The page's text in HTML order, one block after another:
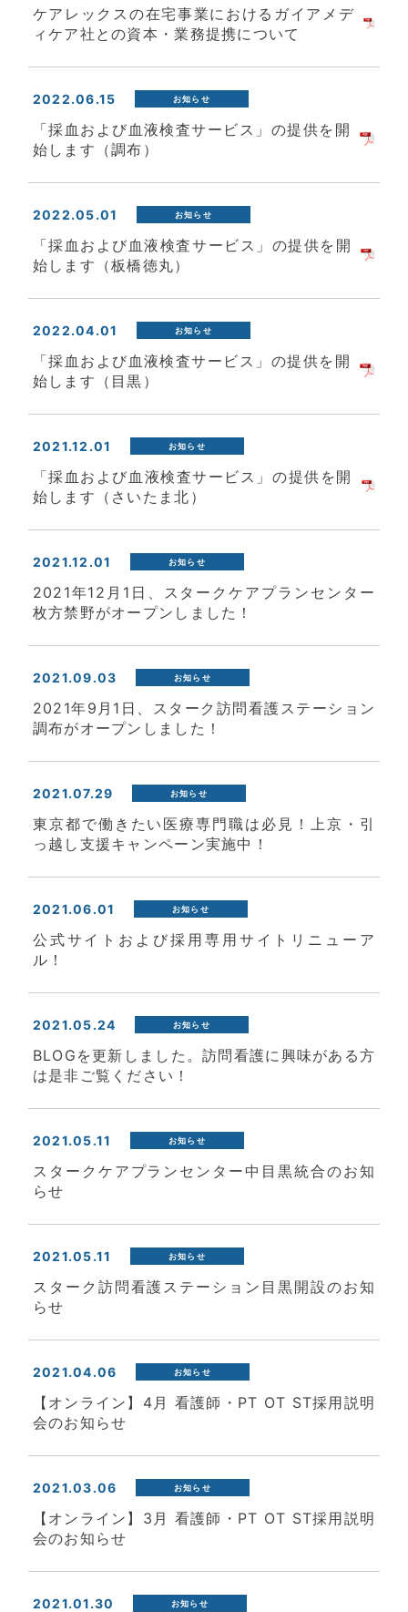
ケアレックスの在宅事業におけるガイアメデ
ィケア社との資本・業務提携について
2022.06.15 お知らせ
「採血および血液検査サービス」の提供を開
始します（調布）
2022.05.01 お知らせ
「採血および血液検査サービス」の提供を開
始します（板橋徳丸）
2022.04.01 お知らせ
「採血および血液検査サービス」の提供を開
始します（目黒）
2021.12.01 お知らせ
「採血および血液検査サービス」の提供を開
始します（さいたま北）
2021.12.01 お知らせ
2021年12月1日、スタークケアプランセンター
枚方禁野がオープンしました！
2021.09.03 お知らせ
2021年9月1日、スターク訪問看護ステーション
調布がオープンしました！
2021.07.29 お知らせ
東京都で働きたい医療専門職は必見！上京・引
っ越し支援キャンペーン実施中！
2021.06.01 お知らせ
公式サイトおよび採用専用サイトリニューア
ル！
2021.05.24 お知らせ
BLOGを更新しました。訪問看護に興味がある方
は是非ご覧ください！
2021.05.11 お知らせ
スタークケアプランセンター中目黒統合のお知
らせ
2021.05.11 お知らせ
スターク訪問看護ステーション目黒開設のお知
らせ
2021.04.06 お知らせ
【オンライン】4月 看護師・PT OT ST採用説明
会のお知らせ
2021.03.06 お知らせ
【オンライン】3月 看護師・PT OT ST採用説明
会のお知らせ
2021.01.30 お知らせ